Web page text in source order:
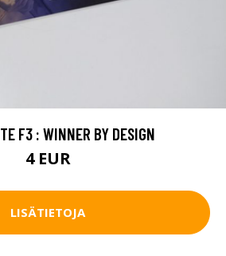
F3 : WINNER BY DESIGN
4 EUR
LISÄTIETOJA